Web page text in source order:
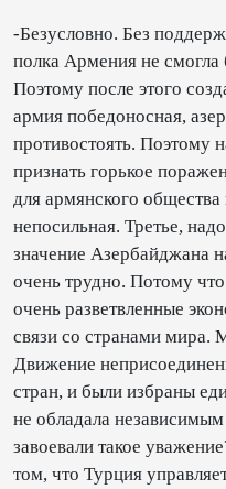
-Безусловно. Без
полка Армения не смогла
Поэтому после этого
армия победоносная,
противостоять. Поэтому
признать горькое
для армянского общества
непосильная. Третье,
значение Азербайджана
очень трудно. Потому
очень разветвленные
связи со странами мира.
Движение
стран, и были избраны
не обладала
завоевали такое
том, что Турция